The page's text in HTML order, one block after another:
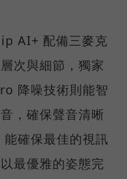
AI+ 配備三麥克
次與細節，獨家
降噪技術則能智
，確保聲音清晰
確保最佳的視訊
最優雅的姿態完